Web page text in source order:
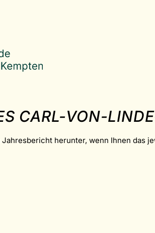
CARL-VON-
herunter, wenn Ihnen das